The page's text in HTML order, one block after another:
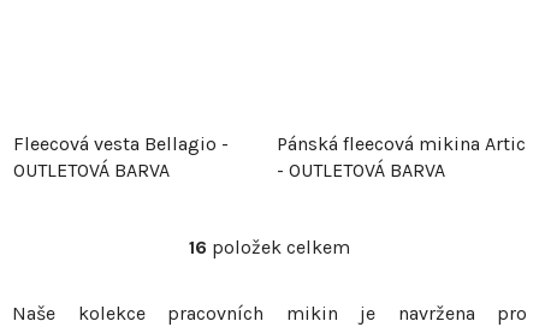
Fleecová vesta Bellagio -
OUTLETOVÁ BARVA
Pánská fleecová mikina Artic
- OUTLETOVÁ BARVA
O
16 položek celkem
Naše kolekce pracovních mikin je navržena pro